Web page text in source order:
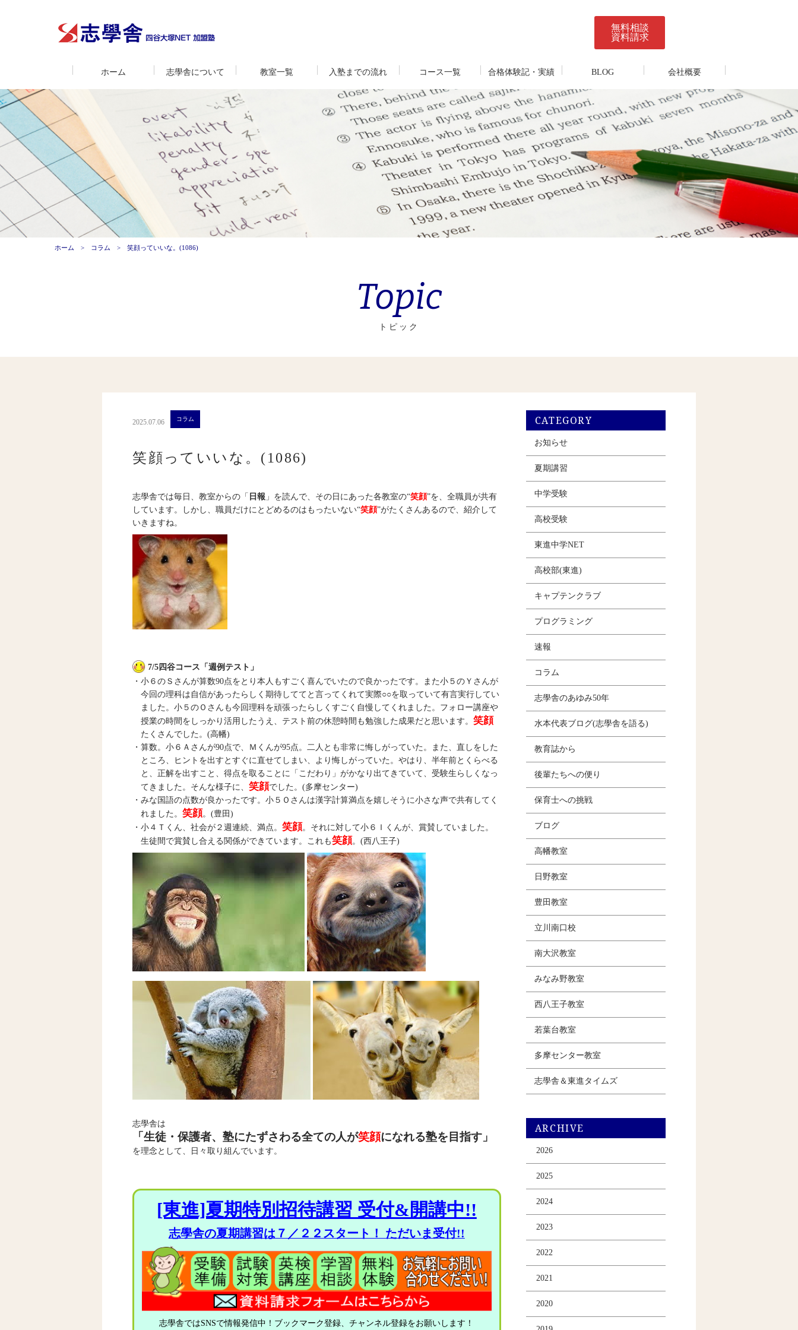
無料相談
資料請求
ホーム 志學舎について 教室一覧 入塾までの流れ コース一覧 合格体験記・実績 BLOG 会社概要
ホーム コラム 笑顔っていいな。(1086)
Topic
トピック
2025.07.06 コラム
笑顔っていいな。(1086)
志學舎では毎日、教室からの「 日報 」を読んで、その日にあった各教室の“笑顔”を、全職員が共有
しています。しかし、職員だけにとどめるのはもったいない“笑顔”がたくさんあるので、紹介して
いきますね。
7/5四谷コース「週例テスト」
・小６のＳさんが算数90点をとり本人もすごく喜んでいたので良かったです。また小５のＹさんが
今回の理科は自信があったらしく期待しててと言ってくれて実際○○を取っていて有言実行してい
ました。小５のＯさんも今回理科を頑張ったらしくすごく自慢してくれました。フォロー講座や
授業の時間をしっかり活用したうえ、テスト前の休憩時間も勉強した成果だと思います。笑顔
たくさんでした。(高幡)
・算数。小６Ａさんが90点で、Ｍくんが95点。二人とも非常に悔しがっていた。また、直しをした
ところ、ヒントを出すとすぐに直せてしまい、より悔しがっていた。やはり、半年前とくらべる
と、正解を出すこと、得点を取ることに「こだわり」がかなり出てきていて、受験生らしくなっ
てきました。そんな様子に、笑顔でした。(多摩センター)
・みな国語の点数が良かったです。小５Ｏさんは漢字計算満点を嬉しそうに小さな声で共有してく
れました。笑顔。(豊田)
・小４Ｔくん、社会が２週連続、満点。笑顔。それに対して小６Ｉくんが、賞賛していました。
生徒間で賞賛し合える関係ができています。これも笑顔。(西八王子)
志學舎は
「生徒・保護者、塾にたずさわる全ての人が笑顔になれる塾を目指す」
を理念として、日々取り組んでいます。
[東進]夏期特別招待講習 受付&開講中!!
志學舎の夏期講習は７／２２スタート！ ただいま受付!!
志學舎ではSNSで情報発信中！ブックマーク登録、チャンネル登録をお願いします！
CATEGORY
お知らせ
夏期講習
中学受験
高校受験
東進中学NET
高校部(東進)
キャプテンクラブ
プログラミング
速報
コラム
志學舎のあゆみ50年
水本代表ブログ(志學舎を語る)
教育誌から
後輩たちへの便り
保育士への挑戦
ブログ
高幡教室
日野教室
豊田教室
立川南口校
南大沢教室
みなみ野教室
西八王子教室
若葉台教室
多摩センター教室
志學舎＆東進タイムズ
ARCHIVE
2026
2025
2024
2023
2022
2021
2020